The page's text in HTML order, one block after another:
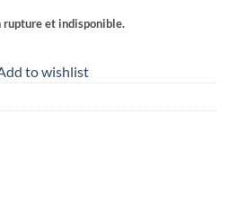
et indisponible.
to wishlist